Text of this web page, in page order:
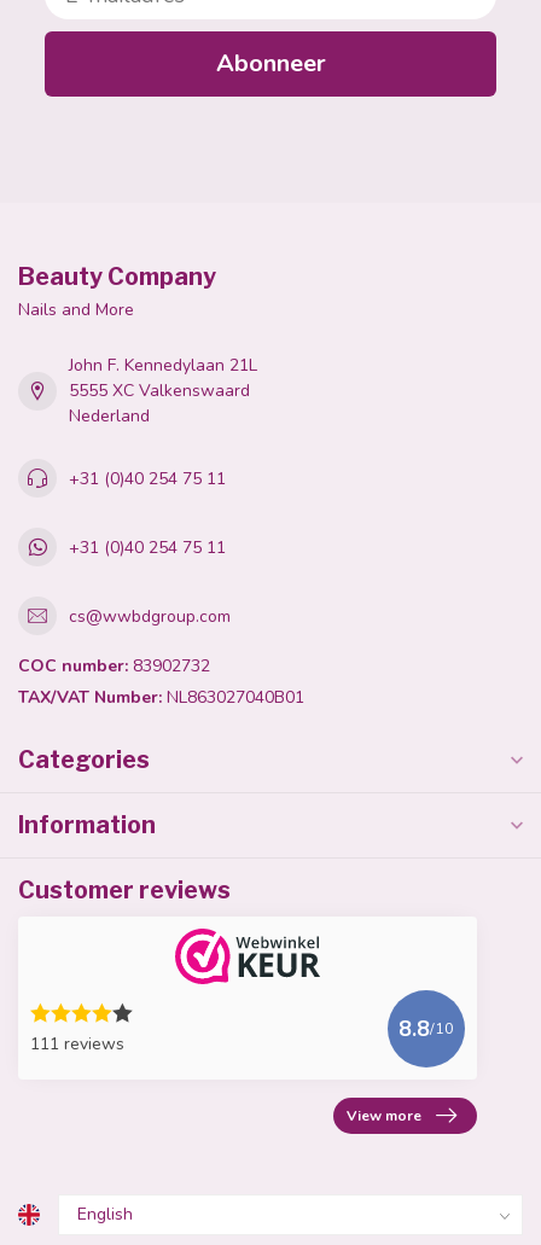
Abonneer
Beauty Company
Nails and More
John F. Kennedylaan 21L
5555 XC Valkenswaard
Nederland
+31 (0)40 254 75 11
+31 (0)40 254 75 11
cs@wwbdgroup.com
COC number: 83902732
TAX/VAT Number: NL863027040B01
Categories
Information
Customer reviews
111 reviews
8.8/10
View more